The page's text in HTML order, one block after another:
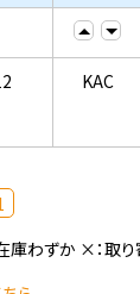
KAC
わずか ×：取り